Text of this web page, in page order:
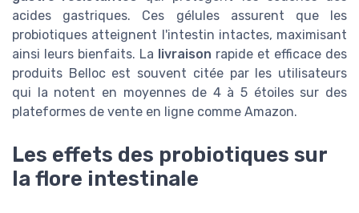
acides gastriques. Ces gélules assurent que les
probiotiques atteignent l'intestin intactes, maximisant
ainsi leurs bienfaits. La livraison rapide et efficace des
produits Belloc est souvent citée par les utilisateurs
qui la notent en moyennes de 4 à 5 étoiles sur des
plateformes de vente en ligne comme Amazon.
Les effets des probiotiques sur
la flore intestinale